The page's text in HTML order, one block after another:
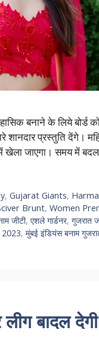
बनाने के लिये
प्रस्तुति देंगे।
में खेला जाएगा। समय में
,Gujarat Giants,
Brunt, Women
जीटी, एशले गार्डनर, गुजरात
2023, मुंबई इंडियंस बनाम
बादल